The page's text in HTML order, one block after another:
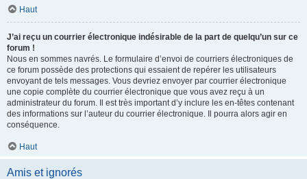
Haut
J’ai reçu un courrier électronique indésirable de la part de quelqu’un sur ce
forum !
Nous en sommes navrés. Le formulaire d’envoi de courriers électroniques de
ce forum possède des protections qui essaient de repérer les utilisateurs
envoyant de tels messages. Vous devriez envoyer par courrier électronique
une copie complète du courrier électronique que vous avez reçu à un
administrateur du forum. Il est très important d’y inclure les en-têtes contenant
des informations sur l’auteur du courrier électronique. Il pourra alors agir en
conséquence.
Haut
Amis et ignorés